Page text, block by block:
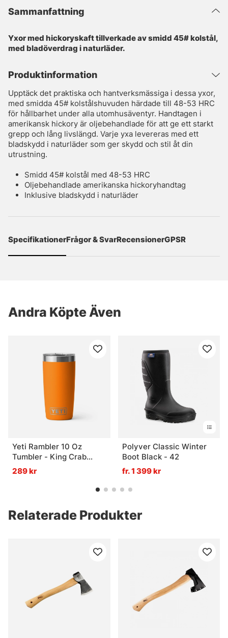
Sammanfattning
Yxor med hickoryskaft tillverkade av smidd 45# kolstål,
med bladöverdrag i naturläder.
Produktinformation
Upptäck det praktiska och hantverksmässiga i dessa yxor,
med smidda 45# kolstålshuvuden härdade till 48-53 HRC
för hållbarhet under alla utomhusäventyr. Handtagen i
amerikansk hickory är oljebehandlade för att ge ett starkt
grepp och lång livslängd. Varje yxa levereras med ett
bladskydd i naturläder som ger skydd och stil åt din
utrustning.
Smidd 45# kolstål med 48-53 HRC
Oljebehandlade amerikanska hickoryhandtag
Inklusive bladskydd i naturläder
SpecifikationerFrågor & SvarRecensionerGPSR
Andra Köpte Även
Yeti Rambler 10 Oz
Tumbler - King Crab
Orange
289 kr
Polyver Classic Winter
Boot Black - 42
fr. 1 399 kr
Relaterade Produkter